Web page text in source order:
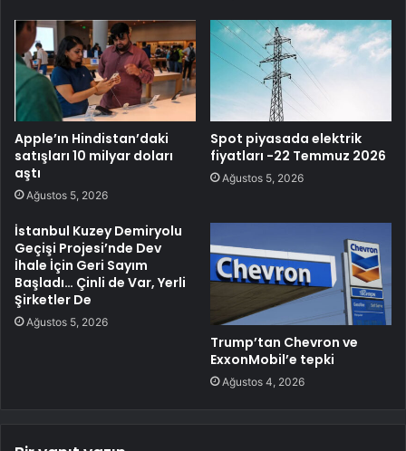
Apple’ın Hindistan’daki
satışları 10 milyar doları
aştı
Ağustos 5, 2026
Spot piyasada elektrik
fiyatları -22 Temmuz 2026
Ağustos 5, 2026
İstanbul Kuzey Demiryolu
Geçişi Projesi’nde Dev
İhale İçin Geri Sayım
Başladı… Çinli de Var, Yerli
Şirketler De
Ağustos 5, 2026
Trump’tan Chevron ve
ExxonMobil’e tepki
Ağustos 4, 2026